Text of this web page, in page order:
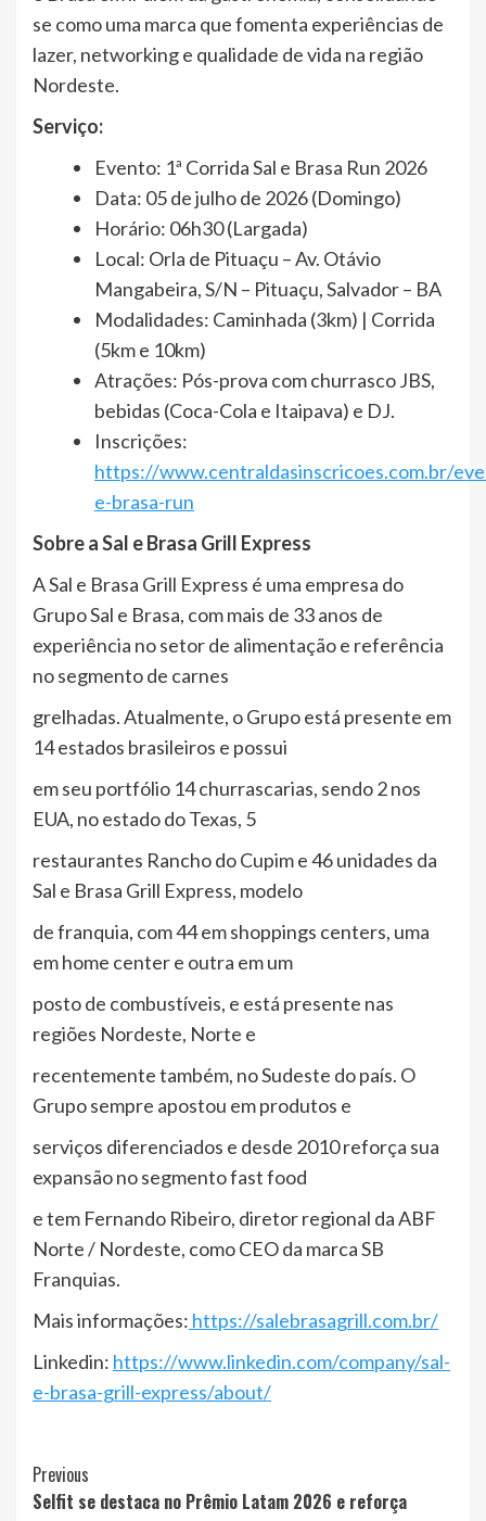
se como uma marca que fomenta experiências de
lazer, networking e qualidade de vida na região
Nordeste.
Serviço:
Evento: 1ª Corrida Sal e Brasa Run 2026
Data: 05 de julho de 2026 (Domingo)
Horário: 06h30 (Largada)
Local: Orla de Pituaçu – Av. Otávio
Mangabeira, S/N – Pituaçu, Salvador – BA
Modalidades: Caminhada (3km) | Corrida
(5km e 10km)
Atrações: Pós-prova com churrasco JBS,
bebidas (Coca-Cola e Itaipava) e DJ.
Inscrições:
https://www.centraldasinscricoes.com.br/
e-brasa-run
Sobre a Sal e Brasa Grill Express
A Sal e Brasa Grill Express é uma empresa do
Grupo Sal e Brasa, com mais de 33 anos de
experiência no setor de alimentação e referência
no segmento de carnes
grelhadas. Atualmente, o Grupo está presente em
14 estados brasileiros e possui
em seu portfólio 14 churrascarias, sendo 2 nos
EUA, no estado do Texas, 5
restaurantes Rancho do Cupim e 46 unidades da
Sal e Brasa Grill Express, modelo
de franquia, com 44 em shoppings centers, uma
em home center e outra em um
posto de combustíveis, e está presente nas
regiões Nordeste, Norte e
recentemente também, no Sudeste do país. O
Grupo sempre apostou em produtos e
serviços diferenciados e desde 2010 reforça sua
expansão no segmento fast food
e tem Fernando Ribeiro, diretor regional da ABF
Norte / Nordeste, como CEO da marca SB
Franquias.
Mais informações: https://salebrasagrill.com.br/
Linkedin: https://www.linkedin.com/company/sal-
e-brasa-grill-express/about/
Post
Previous
Selfit se destaca no Prêmio Latam 2026 e reforça